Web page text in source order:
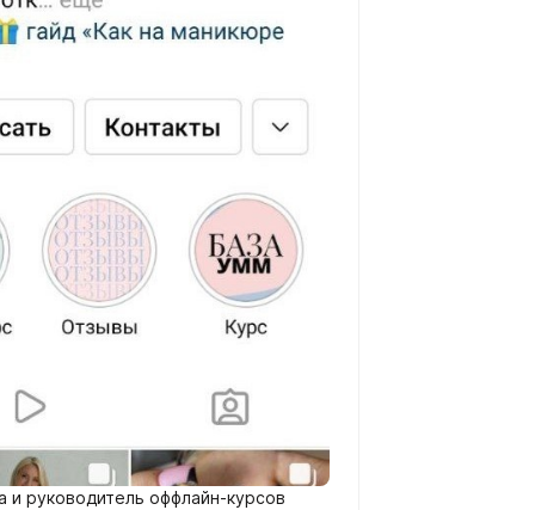
руководитель оффлайн-курсов